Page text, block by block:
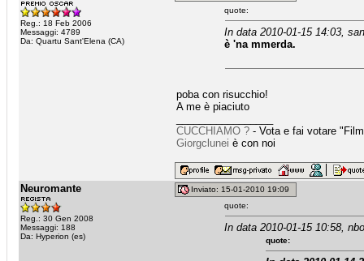
Reg.: 18 Feb 2006
Messaggi: 4789
Da: Quartu Sant'Elena (CA)
quote:
In data 2010-01-15 14:03,
è 'na mmerda.
poba con risucchio!
A me è piaciuto
CUCCHIAMO ? - Vota e fai votare
Giorgclunei è con noi
Neuromante
Reg.: 30 Gen 2008
Messaggi: 188
Da: Hyperion (es)
Inviato: 15-01-2010 19:09
quote:
In data 2010-01-15 10:58,
quote: